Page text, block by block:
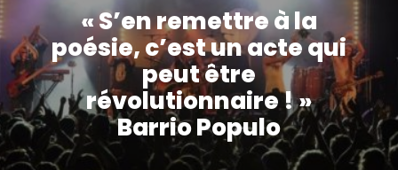
« S’en remettre à la
poésie, c’est un acte qui
peut être
révolutionnaire ! »
Barrio Populo